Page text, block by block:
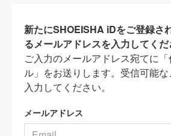
新たにSHOEISHA iDをご登録さ
るメールアドレスを入力してくだ
ご入力のメールアドレス宛てに
ル」をお送りします。受信可能
入力してください。
メールアドレス